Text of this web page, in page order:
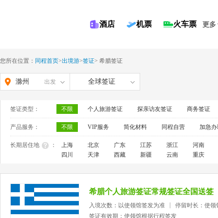
酒店 机票 火车票 更多
您所在位置： 同程首页>出境游>签证> 希腊签证
滁州 出发 全球签证
签证类型： 不限 个人旅游签证 探亲访友签证 商务签证
产品服务： 不限 VIP服务 简化材料 同程自营 加急
长期居住地 ： 上海 北京 广东 江苏 浙江
河南
四川
天津 西藏 新疆 云南 重庆
希腊个人旅游签证常规签证全国送签
入境次数：以使领馆签发为准
停留时长：使领
签证有效期：使领馆根据行程签发